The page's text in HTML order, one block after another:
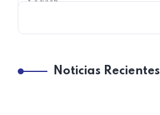
Noticias Recientes